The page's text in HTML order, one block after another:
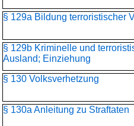
§ 129a Bildung terroristischer
§ 129b Kriminelle und
Ausland; Einziehung
§ 130 Volksverhetzung
§ 130a Anleitung zu Straftaten